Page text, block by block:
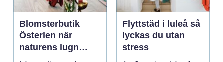
Blomsterbutik
Österlen när
naturens lugn
möter kreativt
Flyttstäd i luleå så
lyckas du utan
stress